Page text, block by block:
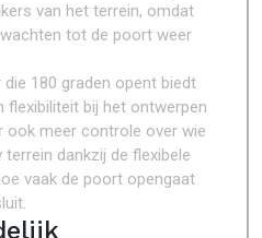
van het terrein, omdat
tot de poort weer
180 graden opent biedt
flexibiliteit bij het ontwerpen
meer controle over wie
dankzij de flexibele
vaak de poort opengaat